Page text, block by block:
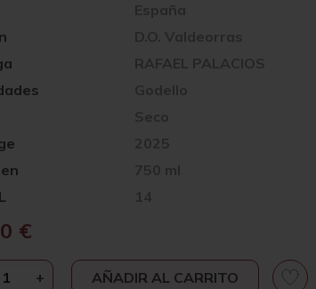
España
2025
D.O. Valdeorras
750 ml
RAFAEL PALACIOS
14
Godello
Seco
€
+ AÑADIR AL CARRITO